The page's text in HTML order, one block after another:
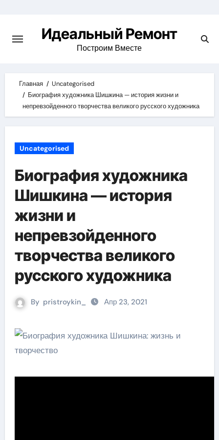
content
Идеальный Ремонт
Построим Вместе
Главная
Uncategorised
Биография художника Шишкина — история жизни и
непревзойденного творчества великого русского художника
Uncategorised
Биография художника
Шишкина — история
жизни и
непревзойденного
творчества великого
русского художника
By pristroykin_ Апр 23, 2021